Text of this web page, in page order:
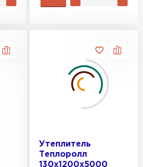
Утеплитель
Теплоролл
130х1200х5000
Утеплитель Ursa